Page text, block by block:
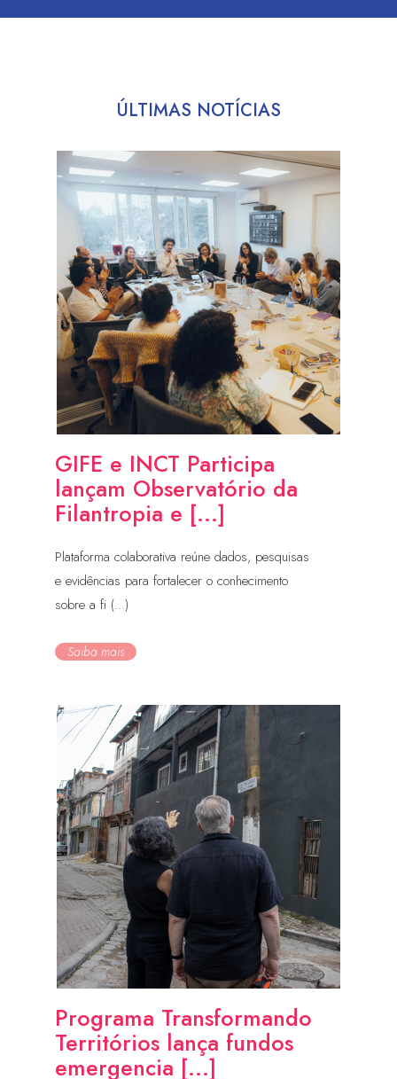
ÚLTIMAS NOTÍCIAS
GIFE e INCT Participa
lançam Observatório da
Filantropia e [...]
Plataforma colaborativa reúne dados, pesquisas
e evidências para fortalecer o conhecimento
sobre a fi (...)
Saiba mais
Programa Transformando
Territórios lança fundos
emergencia [...]